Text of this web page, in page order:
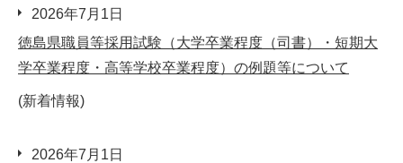
2026年7月1日
徳島県職員等採用試験（大学卒業程度（司書）・短期大
学卒業程度・高等学校卒業程度）の例題等について
(新着情報)
2026年7月1日